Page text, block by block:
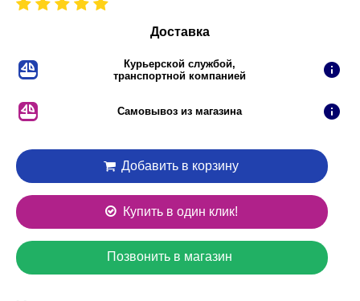
Доставка
Курьерской службой,
транспортной компанией
Самовывоз из магазина
Добавить в корзину
Купить в один клик!
Позвонить в магазин